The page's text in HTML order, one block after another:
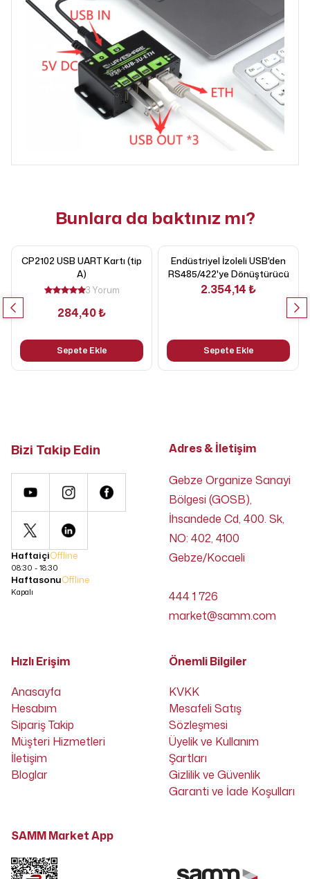
Bunlara da baktınız mı?
CP2102 USB UART Kartı (tip
A)
3 Yorum
284,40 ₺
Sepete Ekle
Endüstriyel İzoleli USB'den
RS485/422'ye Dönüştürücü
2.354,14 ₺
Sepete Ekle
Bizi Takip Edin
HaftaiçiOffline
08:30 - 18:30
HaftasonuOffline
Kapalı
Adres & İletişim
Gebze Organize Sanayi
Bölgesi (GOSB),
İhsandede Cd, 400. Sk,
NO: 402, 4100
Gebze/Kocaeli
444 1 726
market@samm.com
Hızlı Erişim
Anasayfa
Hesabım
Sipariş Takip
Müşteri Hizmetleri
İletişim
Bloglar
Önemli Bilgiler
KVKK
Mesafeli Satış
Sözleşmesi
Üyelik ve Kullanım
Şartları
Gizlilik ve Güvenlik
Garanti ve İade Koşulları
SAMM Market App